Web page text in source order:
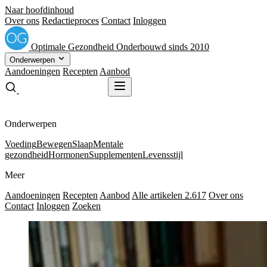
Naar hoofdinhoud
Over ons Redactieproces Contact Inloggen
Optimale Gezondheid Onderbouwd sinds 2010
Onderwerpen
Aandoeningen Recepten Aanbod
Onderwerpen
VoedingBewegenSlaapMentale
gezondheidHormonenSupplementenLevensstijl
Meer
Aandoeningen Recepten Aanbod Alle artikelen 2.617 Over ons
Contact Inloggen Zoeken